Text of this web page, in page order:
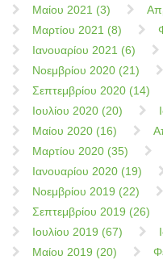
Μαίου 2021 (3)
Μαρτίου 2021 (8)
Ιανουαρίου 2021 (6)
Νοεμβρίου 2020 (21)
Σεπτεμβρίου 2020 (14)
Ιουλίου 2020 (20)
Μαίου 2020 (16)
Μαρτίου 2020 (35)
Ιανουαρίου 2020 (19)
Νοεμβρίου 2019 (22)
Σεπτεμβρίου 2019 (26)
Ιουλίου 2019 (67)
Μαίου 2019 (20)